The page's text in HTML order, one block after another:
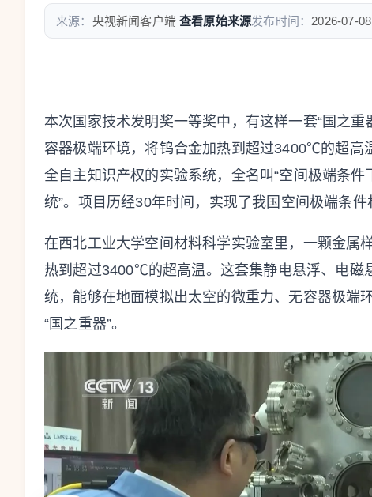
来源： 央视新闻客户端 查看原始来源发布时间： 2026-07-
本次国家技术发明奖一等奖中，有这样一套“国之
容器极端环境，将钨合金加热到超过3400℃的超高
全自主知识产权的实验系统，全名叫“空间极端条
统”。项目历经30年时间，实现了我国空间极端条件
在西北工业大学空间材料科学实验室里，一颗金属
热到超过3400℃的超高温。这套集静电悬浮、电磁
统，能够在地面模拟出太空的微重力、无容器极端
“国之重器”。